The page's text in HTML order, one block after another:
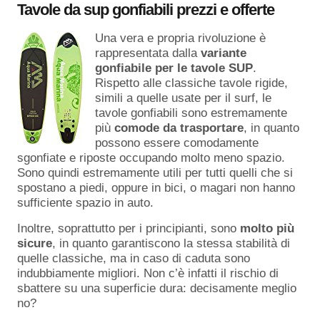
Tavole da sup gonfiabili prezzi e offerte
Una vera e propria rivoluzione è
rappresentata dalla variante
gonfiabile per le tavole SUP.
Rispetto alle classiche tavole rigide,
simili a quelle usate per il surf, le
tavole gonfiabili sono estremamente
più comode da trasportare, in quanto
possono essere comodamente
sgonfiate e riposte occupando molto meno spazio.
Sono quindi estremamente utili per tutti quelli che si
spostano a piedi, oppure in bici, o magari non hanno
sufficiente spazio in auto.
Inoltre, soprattutto per i principianti, sono molto più
sicure, in quanto garantiscono la stessa stabilità di
quelle classiche, ma in caso di caduta sono
indubbiamente migliori. Non c’è infatti il rischio di
sbattere su una superficie dura: decisamente meglio
no?